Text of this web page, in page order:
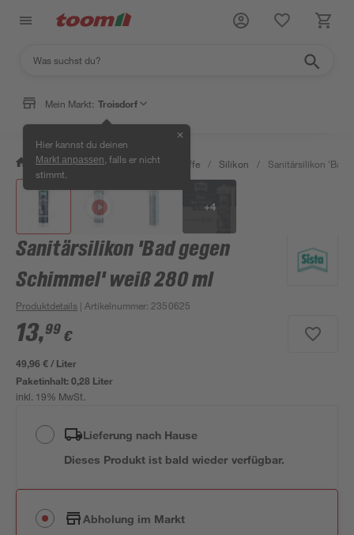
Mein Markt: Troisdorf
Hier kannst du deinen
Markt anpassen , falls er nicht
stimmt.
✕
/ Bauen & Renovieren / Dichtstoffe / Silikon / Sanitärsilikon 'Bad
+4
Sanitärsilikon 'Bad gegen
Schimmel' weiß 280 ml
Produktdetails | Artikelnummer: 2350625
13,99 €
49,96 € / Liter
Paketinhalt:0,28 Liter
inkl. 19% MwSt.
Lieferung nach Hause
Dieses Produkt ist bald wieder verfügbar.
Abholung im Markt